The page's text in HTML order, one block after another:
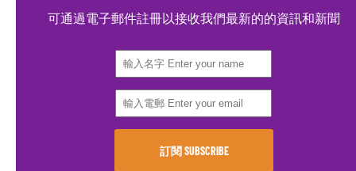
可通過電子郵件註冊以接收我們最新的的資訊和新聞